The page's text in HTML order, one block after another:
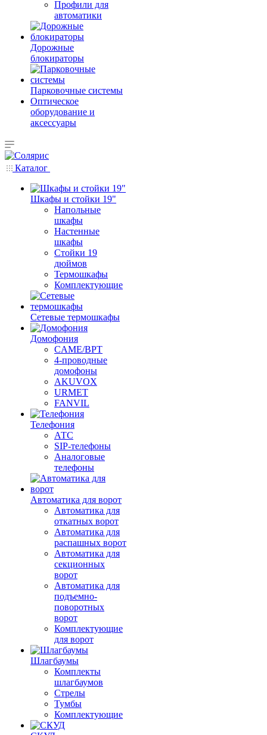
Профили для
автоматики
Дорожные
блокираторы
Парковочные системы
Оптическое
оборудование и
аксессуары
Каталог
Шкафы и стойки 19"
Напольные
шкафы
Настенные
шкафы
Стойки 19
дюймов
Термошкафы
Комплектующие
Сетевые термошкафы
Домофония
CAME/BPT
4-проводные
домофоны
AKUVOX
URMET
FANVIL
Телефония
АТС
SIP-телефоны
Аналоговые
телефоны
Автоматика для ворот
Автоматика для
откатных ворот
Автоматика для
распашных ворот
Автоматика для
секционных
ворот
Автоматика для
подъемно-
поворотных
ворот
Комплектующие
для ворот
Шлагбаумы
Комплекты
шлагбаумов
Стрелы
Тумбы
Комплектующие